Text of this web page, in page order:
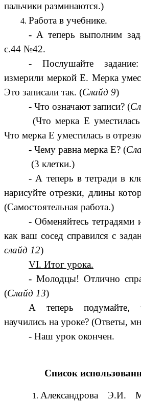
пальчики разминаются.)
Работа в учебнике.
- А теперь выполним
с.44 №42.
- Послушайте
измерили меркой Е. Мерка
Это записали так. (Слайд 9)
- Что означают записи? (
(Что мерка Е
Что мерка Е уместилась в
- Чему равна мерка Е? (
(3 клетки.)
- А теперь в тетради в
нарисуйте отрезки, длины
(Самостоятельная работа.)
- Обменяйтесь тетрадями
как ваш сосед справился с
слайд 12)
VI. Итог урока.
- Молодцы! Отлично
(Слайд 13)
А теперь подумайте,
научились на уроке? (Ответы,
- Наш урок окончен.
Список
Александрова Э.И.